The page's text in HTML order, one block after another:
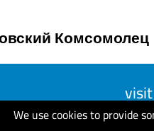
We use cookies to provide
Комсомолец